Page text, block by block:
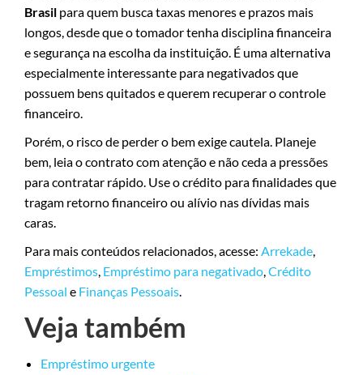
Brasil para quem busca taxas menores e prazos mais
longos, desde que o tomador tenha disciplina financeira
e segurança na escolha da instituição. É uma alternativa
especialmente interessante para negativados que
possuem bens quitados e querem recuperar o controle
financeiro.
Porém, o risco de perder o bem exige cautela. Planeje
bem, leia o contrato com atenção e não ceda a pressões
para contratar rápido. Use o crédito para finalidades que
tragam retorno financeiro ou alívio nas dívidas mais
caras.
Para mais conteúdos relacionados, acesse: Arrekade,
Empréstimos, Empréstimo para negativado,Crédito
Pessoal e Finanças Pessoais.
Veja também
Empréstimo urgente